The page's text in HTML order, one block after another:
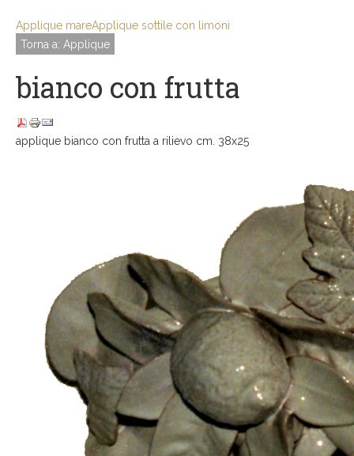
Applique mareApplique sottile con limoni
Torna a: Applique
bianco con frutta
applique bianco con frutta a rilievo cm. 38x25